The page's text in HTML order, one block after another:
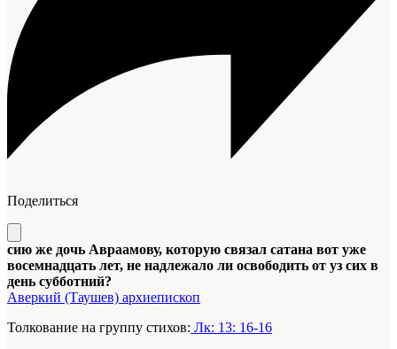
Поделиться
сию же дочь Авраамову, которую связал сатана вот уже
восемнадцать лет, не надлежало ли освободить от уз сих в
день субботний?
Аверкий (Таушев) архиепископ
Толкование на группу стихов: Лк: 13: 16-16